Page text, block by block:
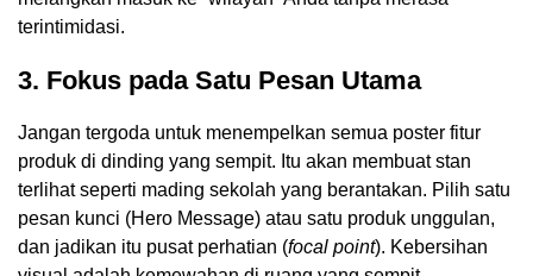
terintimidasi.
3. Fokus pada Satu Pesan Utama
Jangan tergoda untuk menempelkan semua poster fitur
produk di dinding yang sempit. Itu akan membuat stan
terlihat seperti mading sekolah yang berantakan. Pilih satu
pesan kunci (Hero Message) atau satu produk unggulan,
dan jadikan itu pusat perhatian (focal point). Kebersihan